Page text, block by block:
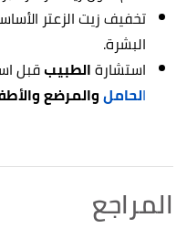
تخفيف زيت الزعتر
البشرة.
استشارةالطبيبقبل
الحاملوالمرضع
المراجع